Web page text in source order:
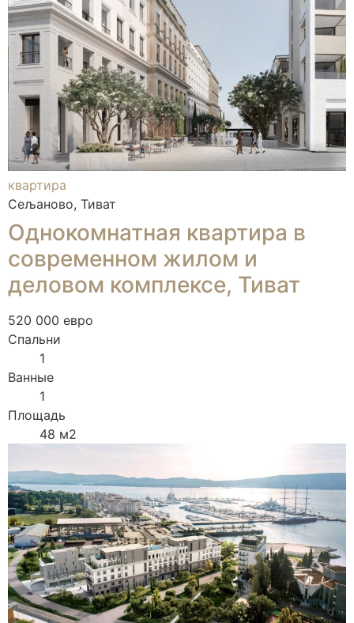
квартира
Сељаново, Тиват
Однокомнатная квартира в
современном жилом и
деловом комплексе, Тиват
520 000 евро
Спальни
1
Ванные
1
Площадь
48 м2